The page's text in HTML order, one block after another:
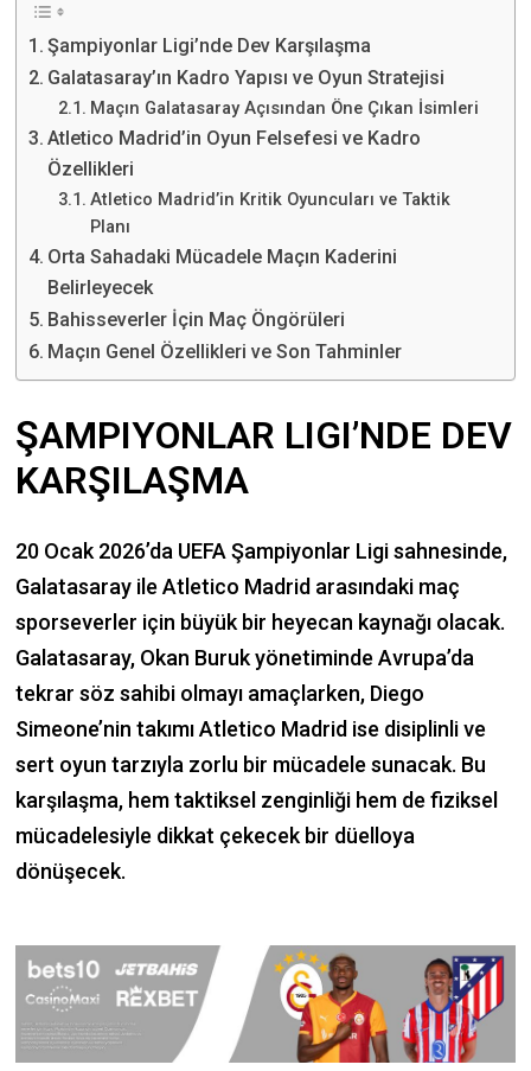
Şampiyonlar Ligi’nde Dev Karşılaşma
Galatasaray’ın Kadro Yapısı ve Oyun Stratejisi
Maçın Galatasaray Açısından Öne Çıkan İsimleri
Atletico Madrid’in Oyun Felsefesi ve Kadro
Özellikleri
Atletico Madrid’in Kritik Oyuncuları ve Taktik
Planı
Orta Sahadaki Mücadele Maçın Kaderini
Belirleyecek
Bahisseverler İçin Maç Öngörüleri
Maçın Genel Özellikleri ve Son Tahminler
ŞAMPIYONLAR LIGI’NDE DEV
KARŞILAŞMA
20 Ocak 2026’da UEFA Şampiyonlar Ligi sahnesinde,
Galatasaray ile Atletico Madrid arasındaki maç
sporseverler için büyük bir heyecan kaynağı olacak.
Galatasaray, Okan Buruk yönetiminde Avrupa’da
tekrar söz sahibi olmayı amaçlarken, Diego
Simeone’nin takımı Atletico Madrid ise disiplinli ve
sert oyun tarzıyla zorlu bir mücadele sunacak. Bu
karşılaşma, hem taktiksel zenginliği hem de fiziksel
mücadelesiyle dikkat çekecek bir düelloya
dönüşecek.